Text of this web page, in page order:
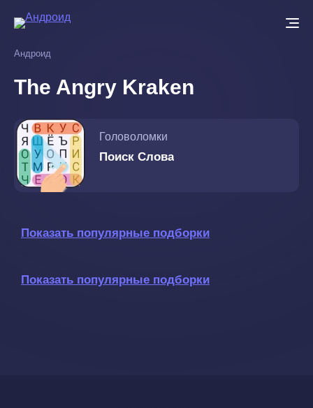
основному
Андроид
The Angry Kraken
Головоломки
Поиск Слова
Показать популярные подборки
Показать популярные подборки